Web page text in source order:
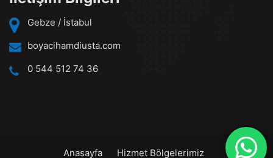
Gebze / İstabul
boyacihamdiusta.com
0 544 512 74 36
Anasayfa Hizmet Bölgelerimiz